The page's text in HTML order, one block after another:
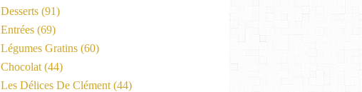
Desserts (91)
Entrées (69)
Légumes Gratins (60)
Chocolat (44)
Les Délices De Clément (44)